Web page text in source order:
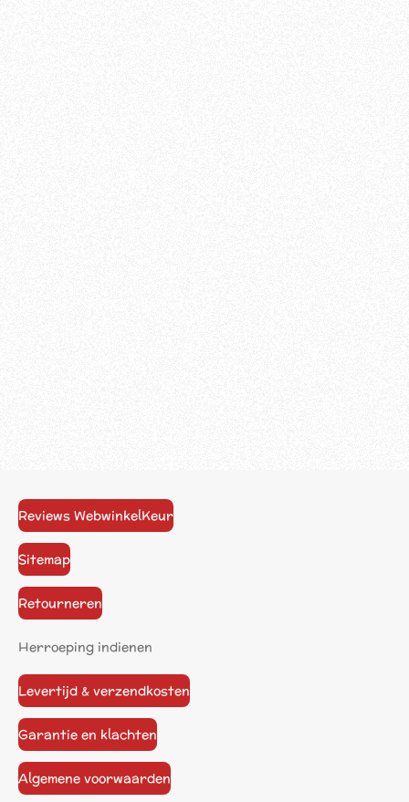
Reviews WebwinkelKeur
Sitemap
Retourneren
Herroeping indienen
Levertijd & verzendkosten
Garantie en klachten
Algemene voorwaarden